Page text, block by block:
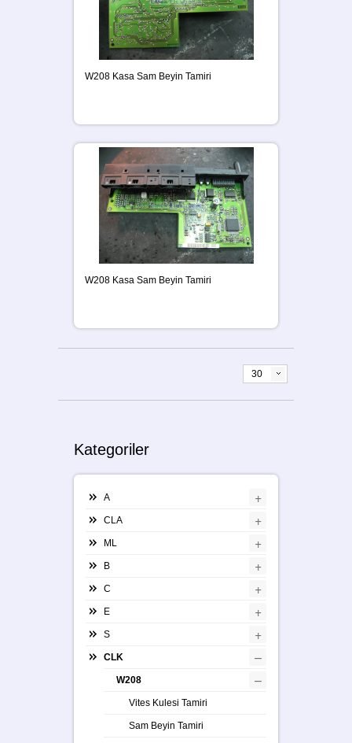
W208 Kasa Sam Beyin Tamiri
W208 Kasa Sam Beyin Tamiri
30
Kategoriler
A +
CLA +
ML +
B +
C +
E +
S +
CLK –
W208 –
Vites Kulesi Tamiri
Sam Beyin Tamiri